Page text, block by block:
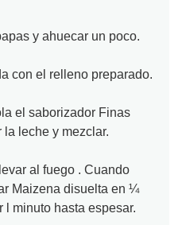
y ahuecar un poco.
con el relleno preparado.
el saborizador Finas
la leche y mezclar.
al fuego . Cuando
Maizena disuelta en ¼
l minuto hasta espesar.